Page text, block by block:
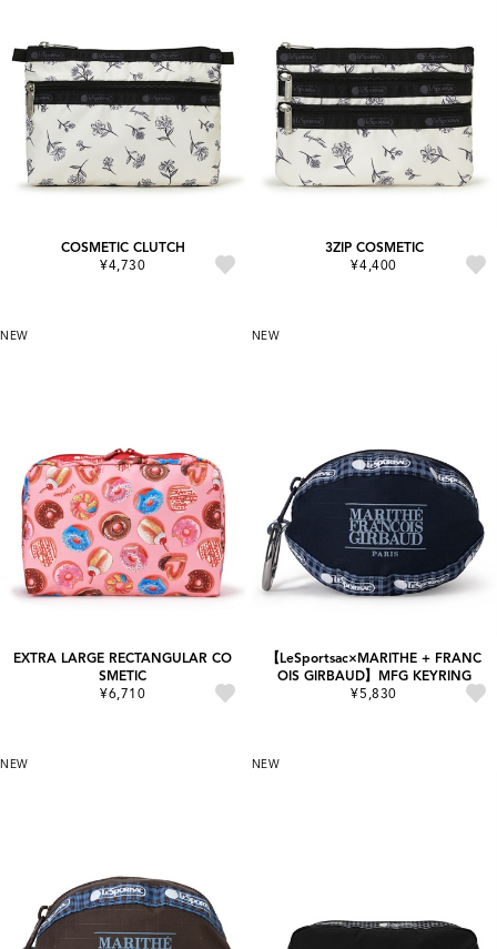
COSMETIC CLUTCH
¥4,730
3ZIP COSMETIC
¥4,400
NEW
EXTRA LARGE RECTANGULAR CO
SMETIC
¥6,710
NEW
【LeSportsac×MARITHE + FRANC
OIS GIRBAUD】MFG KEYRING
¥5,830
NEW NEW